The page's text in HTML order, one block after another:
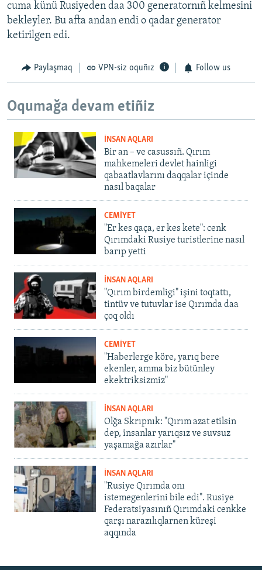
cuma künü Rusiyeden daa 300 generatornıñ kelmesini
bekleyler. Bu afta andan endi o qadar generator
ketirilgen edi.
Paylaşmaq VPN-siz oquñız Follow us
Oqumağa devam etiñiz
İNSAN AQLARI
Bir an – ve casussıñ. Qırım
mahkemeleri devlet hainligi
qabaatlavlarını daqqalar içinde
nasıl baqalar
CEMİYET
"Er kes qaça, er kes kete": cenk
Qırımdaki Rusiye turistlerine nasıl
barıp yetti
İNSAN AQLARI
"Qırım birdemligi" işini toqtattı,
tintüv ve tutuvlar ise Qırımda daa
çoq oldı
CEMİYET
"Haberlerge köre, yarıq bere
ekenler, amma biz bütünley
ekektriksizmiz"
İNSAN AQLARI
Olğa Skrıpnık: "Qırım azat etilsin
dep, insanlar yarıqsız ve suvsuz
yaşamağa azırlar"
İNSAN AQLARI
"Rusiye Qırımda onı
istemegenlerini bile edi". Rusiye
Federatsiyasınıñ Qırımdaki cenkke
qarşı narazılıqlarnen küreşi
aqqında